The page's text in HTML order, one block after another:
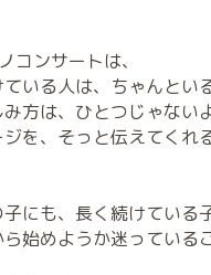
コンサートは、
ている人は、ちゃんとい
み方は、ひとつじゃない
を、そっと伝えてくれ
にも、長く続けている
始めようか迷っている